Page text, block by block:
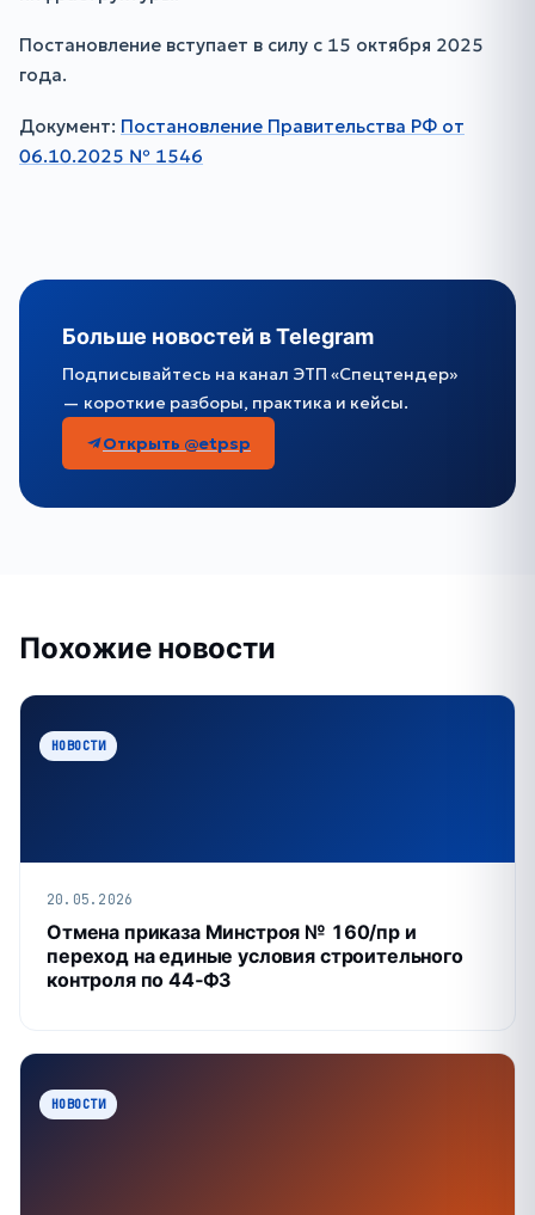
Постановление вступает в силу с 15 октября 2025
года.
Документ: Постановление Правительства РФ от
06.10.2025 № 1546
Больше новостей в Telegram
Подписывайтесь на канал ЭТП «Спецтендер»
— короткие разборы, практика и кейсы.
Открыть @etpsp
Похожие новости
НОВОСТИ
20.05.2026
Отмена приказа Минстроя № 160/пр и
переход на единые условия строительного
контроля по 44‑ФЗ
НОВОСТИ